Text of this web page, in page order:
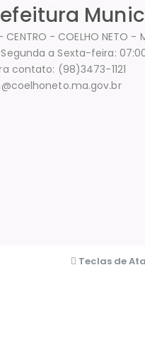
- COELHO NETO -
a Sexta-feira:
contato: (98)3473-1121
Teclas de